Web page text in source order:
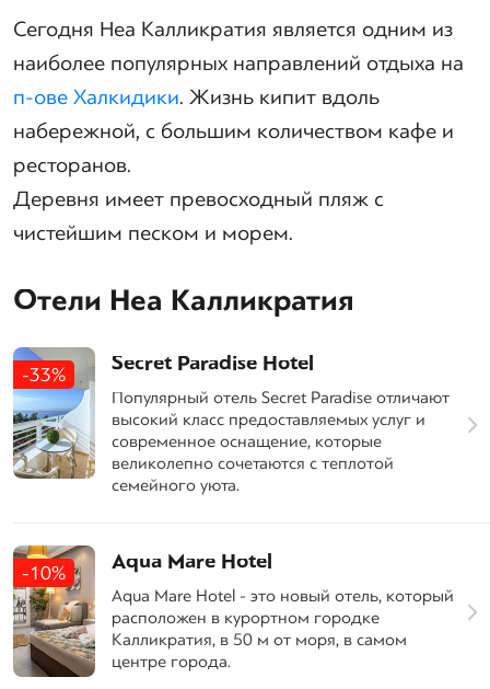
Сегодня Неа Калликратия является одним из
наиболее популярных направлений отдыха на
п-ове Халкидики. Жизнь кипит вдоль
набережной, с большим количеством кафе и
ресторанов.
Деревня имеет превосходный пляж с
чистейшим песком и морем.
Отели Неа Калликратия
-33% Secret Paradise Hotel
Популярный отель Secret Paradise отличают
высокий класс предоставляемых услуг и
современное оснащение, которые
великолепно сочетаются с теплотой
семейного уюта.
-10% Aqua Mare Hotel
Aqua Mare Hotel - это новый отель, который
расположен в курортном городке
Калликратия, в 50 м от моря, в самом
центре города.